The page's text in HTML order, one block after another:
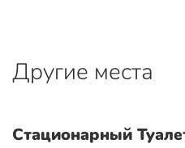
Другие места
Стационарный